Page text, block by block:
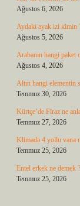
Ağustos 6, 2026
Aydaki ayak izi kimin
Ağustos 5, 2026
Arabanın hangi paket
Ağustos 4, 2026
Altın hangi elementin
Temmuz 30, 2026
Kürtçe’de Firaz ne
Temmuz 27, 2026
Klimada 4 yollu vana
Temmuz 25, 2026
Entel erkek ne demek ?
Temmuz 25, 2026